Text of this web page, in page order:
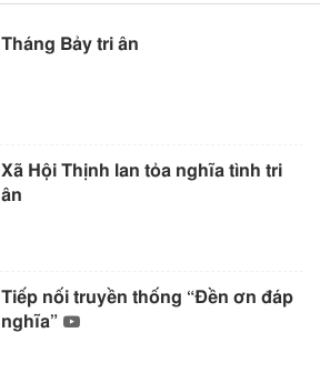
Tháng Bảy tri ân
Xã Hội Thịnh lan tỏa nghĩa tình tri
ân
Tiếp nối truyền thống “Đền ơn đáp
nghĩa”